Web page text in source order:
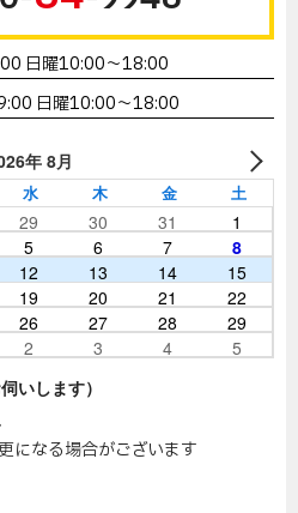
日曜10:00～18:00
日曜10:00～18:00
年 8月
水 木 金 土
29 30 31
1
5 6 7
8
12 13 14
15
19 20 21
22
26 27 28
29
2 3 4
5
いします）
になる場合がございます